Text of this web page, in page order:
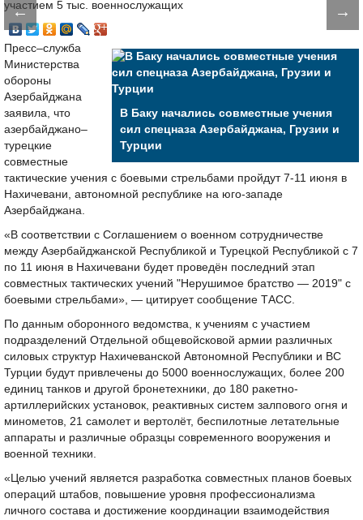
← →
В Баку начались совместные учения
сил спецназа Азербайджана, Грузии и
Турции
Пресс–служба
Министерства
обороны
Азербайджана
заявила, что
азербайджано–
турецкие
совместные
тактические учения с боевыми стрельбами пройдут 7-11 июня в
Нахичевани, автономной республике на юго-западе
Азербайджана.
«В соответствии с Соглашением о военном сотрудничестве
между Азербайджанской Республикой и Турецкой Республикой с 7
по 11 июня в Нахичевани будет проведён последний этап
совместных тактических учений "Нерушимое братство — 2019" с
боевыми стрельбами», — цитирует сообщение ТАСС.
По данным оборонного ведомства, к учениям с участием
подразделений Отдельной общевойсковой армии различных
силовых структур Нахичеванской Автономной Республики и ВС
Турции будут привлечены до 5000 военнослужащих, более 200
единиц танков и другой бронетехники, до 180 ракетно-
артиллерийских установок, реактивных систем залпового огня и
минометов, 21 самолет и вертолёт, беспилотные летательные
аппараты и различные образцы современного вооружения и
военной техники.
«Целью учений является разработка совместных планов боевых
операций штабов, повышение уровня профессионализма
личного состава и достижение координации взаимодействия